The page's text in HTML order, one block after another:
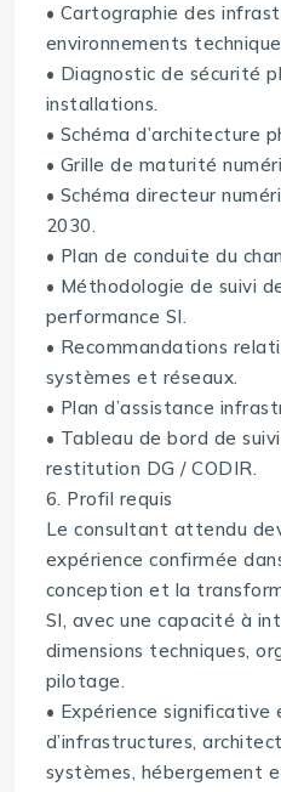
• Cartographie des
environnements
• Diagnostic de sécurité
installations.
• Schéma d’architecture
• Grille de maturité
• Schéma directeur
2030.
• Plan de conduite du
• Méthodologie de suivi
performance SI.
• Recommandations
systèmes et réseaux.
• Plan d’assistance
• Tableau de bord de
restitution DG / CODIR.
6. Profil requis
Le consultant attendu
expérience confirmée
conception et la
SI, avec une capacité à
dimensions techniques,
pilotage.
• Expérience significative
d’infrastructures,
systèmes, hébergement